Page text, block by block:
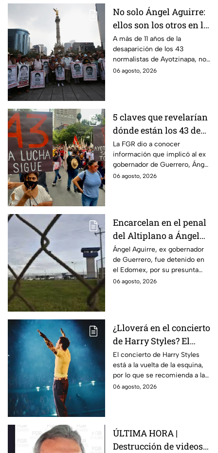
No solo Ángel Aguirre:
ellos son los otros en la
lupa por el caso
Ayotzinapa
A más de 11 años de la
desaparición de los 43
normalistas de Ayotzinapa, no
se ha conocido el paradero de
06 agosto, 2026
5 claves que revelarían
dónde están los 43 de
Ayotzinapa tras
captura de Ángel
Aguirre, ex gobernador
de Guerrero
La FGR dio a conocer
información que implicó al ex
gobernador de Guerrero, Ángel
Aguirre, quien fue detenido
06 agosto, 2026
Encarcelan en el penal
del Altiplano a Ángel
Aguirre, ex gobernador
de Guerrero por caso
Ayotzinapa
Ángel Aguirre, ex gobernador
de Guerrero, fue detenido en
el Edomex, por su presunta
participación en la
06 agosto, 2026
¿Lloverá en el concierto
de Harry Styles? El
pronóstico del clima
para este viernes en
CDMX
El concierto de Harry Styles
está a la vuelta de la esquina,
por lo que se recomienda a las
y los fanáticos revisar el clima
06 agosto, 2026
ÚLTIMA HORA |
Destrucción de videos